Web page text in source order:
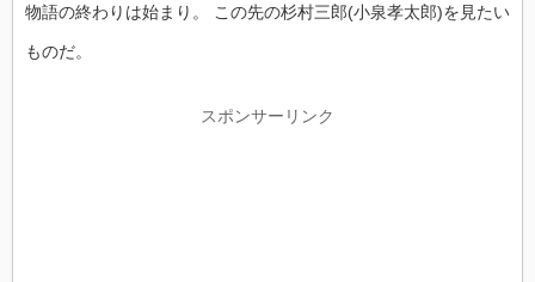
物語の終わりは始まり。 この先の杉村三郎(小泉孝太郎)を見たい
ものだ。
スポンサーリンク